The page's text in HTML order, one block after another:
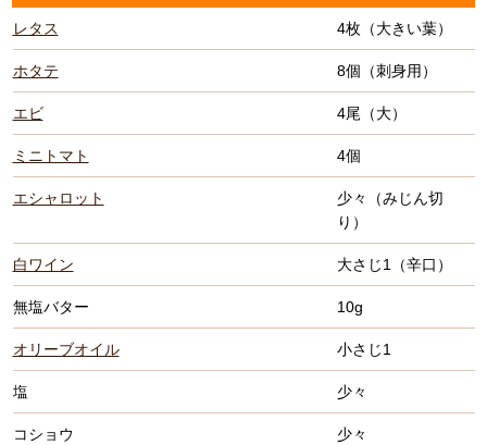
レタス 4枚（大きい葉）
ホタテ 8個（刺身用）
エビ 4尾（大）
ミニトマト 4個
エシャロット
少々（みじん切
り）
白ワイン 大さじ1（辛口）
無塩バター 10g
オリーブオイル 小さじ1
塩 少々
コショウ 少々